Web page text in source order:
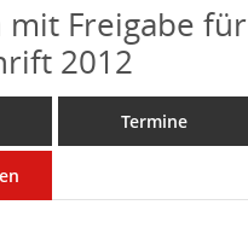
mit Freigabe für
2012
Termine